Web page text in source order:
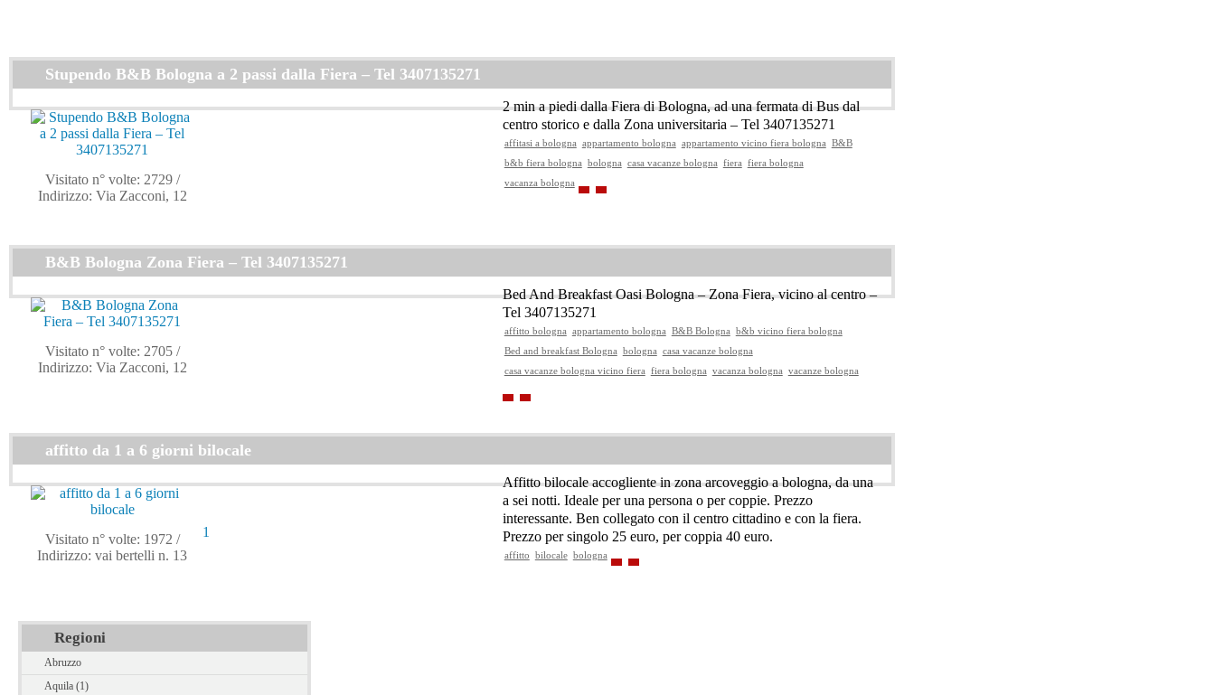
Stupendo B&B Bologna a 2 passi dalla Fiera – Tel 3407135271
Visitato n° volte: 2729 /
Indirizzo: Via Zacconi, 12
2 min a piedi dalla Fiera di Bologna, ad una fermata di Bus dal
centro storico e dalla Zona universitaria – Tel 3407135271
affitasi a bologna appartamento bologna appartamento vicino fiera bologna B&B
b&b fiera bologna bologna casa vacanze bologna fiera fiera bologna
vacanza bologna
B&B Bologna Zona Fiera – Tel 3407135271
Visitato n° volte: 2705 /
Indirizzo: Via Zacconi, 12
Bed And Breakfast Oasi Bologna – Zona Fiera, vicino al centro –
Tel 3407135271
affitto bologna appartamento bologna B&B Bologna b&b vicino fiera bologna
Bed and breakfast Bologna bologna casa vacanze bologna
casa vacanze bologna vicino fiera fiera bologna vacanza bologna vacanze bologna
affitto da 1 a 6 giorni bilocale
Visitato n° volte: 1972 /
Indirizzo: vai bertelli n. 13
Affitto bilocale accogliente in zona arcoveggio a bologna, da una
a sei notti. Ideale per una persona o per coppie. Prezzo
interessante. Ben collegato con il centro cittadino e con la fiera.
Prezzo per singolo 25 euro, per coppia 40 euro.
affitto bilocale bologna
1
Regioni
Abruzzo
Aquila (1)